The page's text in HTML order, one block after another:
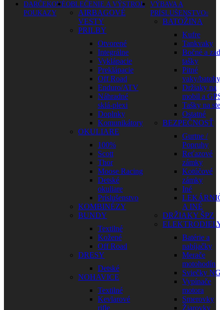
DARČEKOVÉ
POUKAZY
OBLEČENIE A VÝSTROJ
AIRBAGOVÉ
VESTY
PRILBY
Otvorené
Integrálne
Vyklápacie
Preklápacie
Off Road
Enduro/ATV
Náhradné
sklá-plexi
Doplnky
Komunikátory
OKULIARE
100%
Scott
Thor
Moose Racing
Detské
okuliare
Príslušenstvo
KOMBINÉZY
BUNDY
Textilné
Kožené
Off Road
DRESY
Detské
NOHAVICE
Textilné
Kevlarové
rifle
VÝBAVA A
PRÍSLUŠENSTVO
BATOŽINA
Kufre
Tankvaky
Bočné a
tašky
Pitné
vaky/batohy
Držiaky na
mobil a
Tašky na
Ostatné
BEZPEČNOSŤ
Gurtne /
Popruhy
Reťazové
zámky
Kotúčové
zámky
Iné
A INÉ
DRŽIAKY ŠPZ
Batérie a
nabíjačky
Merače
motohodín
Sviečky
Vypínače
motora
Smerovky
Žiarovky